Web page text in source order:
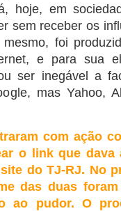
hoje, em
sem receber os
foi
e para sua
ser inegável a
mas Yahoo,
com ação
o link que dava
do TJ-RJ. No
das duas
ao pudor. O